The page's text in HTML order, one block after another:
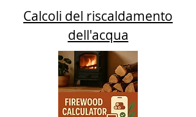
Calcoli del riscaldamento
dell'acqua